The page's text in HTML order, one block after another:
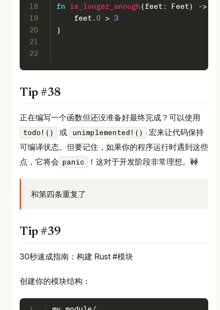
18
19
20
21
22
fn
is_longer_enough (feet: Feet) ->
    feet.
0 > 3
}
Tip #38
正在编写一个函数但还没准备好最终完成？可以使用
todo!() 或 unimplemented!()
宏来让代码保持
可编译状态。但要记住，如果你的程序运行时遇到这些
点，它将会 panic ！这对于开发阶段非常理想。🚧
和第四条重复了
Tip #39
30秒速成指南：构建 Rust #模块
创建你的模块结构：